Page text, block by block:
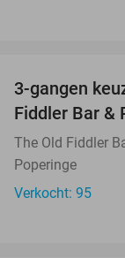
3-gangen
Fiddler Bar &
The Old Fiddler
Poperinge
Verkocht: 95